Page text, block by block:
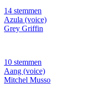
14 stemmen
Azula (voice)
Grey Griffin
10 stemmen
Aang (voice)
Mitchel Musso